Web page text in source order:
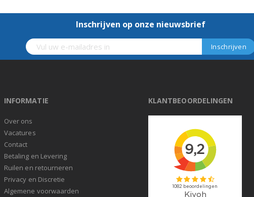
Inschrijven op onze nieuwsbrief
INFORMATIE
Over ons
Vacatures
Contact
Betaling en Levering
Ruilen en retourneren
Privacy en Discretie
Algemene voorwaarden
KLANTBEOORDELINGEN